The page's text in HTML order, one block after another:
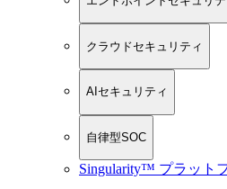
クラウドセキュリティ
AIセキュリティ
自律型SOC
Singularity™ プラット